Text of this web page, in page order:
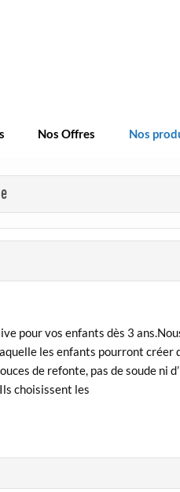
Sarah |
Nos Offres Nos
pour vos enfants dès 3
les enfants pourront
de refonte, pas de soude ni
choisissent les